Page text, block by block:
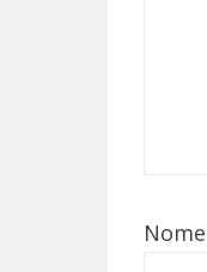
Nome